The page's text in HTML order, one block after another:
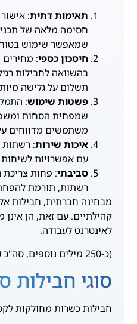
תאימות דתית:
חסימה מלאה של
שמאפשר שימוש בטוח
חיסכון כספי
תשלום על גלישה
פשטות שימוש:
שמפחית הסחות
משתמשים מדווחים על
איכות שירות
עם אפשרויות לשיחות
סביבתי: פחות צריכת
רשתות, תורמת
מבחינה חברתית, חבילות
קהילתיים. עם זאת, הן
לאינטרנט לעבודה.
(כ-250 מילים נוספים, סה"כ 800)
סוגי חבילות
חבילות כשרות מחולקות